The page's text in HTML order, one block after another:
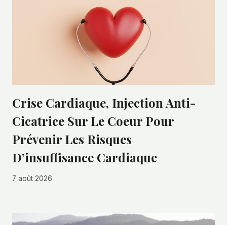
Crise Cardiaque, Injection Anti-
Cicatrice Sur Le Coeur Pour
Prévenir Les Risques
D’insuffisance Cardiaque
7 août 2026